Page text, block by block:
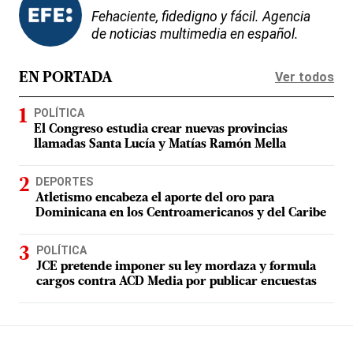
Fehaciente, fidedigno y fácil. Agencia
de noticias multimedia en español.
EN PORTADA Ver todos
POLÍTICA
El Congreso estudia crear nuevas provincias
llamadas Santa Lucía y Matías Ramón Mella
DEPORTES
Atletismo encabeza el aporte del oro para
Dominicana en los Centroamericanos y del Caribe
POLÍTICA
JCE pretende imponer su ley mordaza y formula
cargos contra ACD Media por publicar encuestas